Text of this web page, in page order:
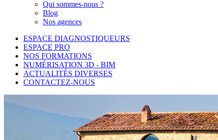
Qui sommes-nous ?
Blog
Nos agences
ESPACE DIAGNOSTIQUEURS
ESPACE PRO
NOS FORMATIONS
NUMÉRISATION 3D - BIM
ACTUALITÉS DIVERSES
CONTACTEZ-NOUS